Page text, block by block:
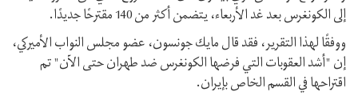
إلى الكونغرس بعد غد الأربعاء، يتضمن أكثر من 140 مقترحًا جديدًا.
ووفقًا لهذا التقرير، فقد قال مایك جونسون، عضو مجلس النواب الأميركي،
إن "أشد العقوبات التي فرضها الكونغرس ضد طهران حتى الآن" تم
اقتراحها في القسم الخاص بإيران.